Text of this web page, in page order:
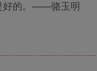
好的。——骆玉明